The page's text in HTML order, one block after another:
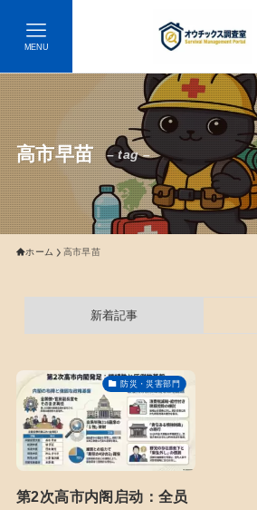
MENU
高市早苗 – tag –
ホーム 高市早苗
新着記事
防災・災害部門
第2次高市内阁启动：全员